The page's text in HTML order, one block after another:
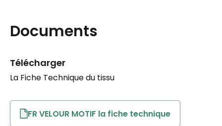
Documents
Télécharger
La Fiche Technique du tissu
FR VELOUR MOTIF la fiche technique